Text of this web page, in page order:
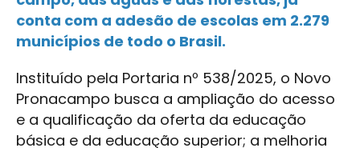
conta com a adesão de escolas em 2.279
municípios de todo o Brasil.
Instituído pela Portaria nº 538/2025, o Novo
Pronacampo busca a ampliação do acesso
e a qualificação da oferta da educação
básica e da educação superior; a melhoria